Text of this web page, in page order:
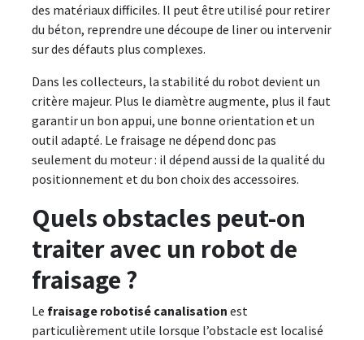
des matériaux difficiles. Il peut être utilisé pour retirer
du béton, reprendre une découpe de liner ou intervenir
sur des défauts plus complexes.
Dans les collecteurs, la stabilité du robot devient un
critère majeur. Plus le diamètre augmente, plus il faut
garantir un bon appui, une bonne orientation et un
outil adapté. Le fraisage ne dépend donc pas
seulement du moteur : il dépend aussi de la qualité du
positionnement et du bon choix des accessoires.
Quels obstacles peut-on
traiter avec un robot de
fraisage ?
Le fraisage robotisé canalisation est
particulièrement utile lorsque l’obstacle est localisé